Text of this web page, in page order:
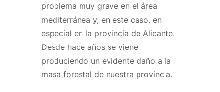
problema muy grave en el área
mediterránea y, en este caso, en
especial en la provincia de Alicante.
Desde hace años se viene
produciendo un evidente daño a la
masa forestal de nuestra provincia.